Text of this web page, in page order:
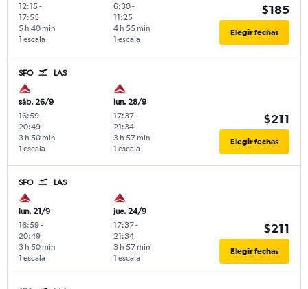
12:15-
17:55
1 escala
5 h 40 min
6:30-
11:25
1 escala
4 h 55 min
$185
Elegir fechas
SFO LAS
sáb. 26/9
16:59-
20:49
1 escala
3 h 50 min
lun. 28/9
17:37-
21:34
1 escala
3 h 57 min
$211
Elegir fechas
SFO LAS
lun. 21/9
16:59-
20:49
1 escala
3 h 50 min
jue. 24/9
17:37-
21:34
1 escala
3 h 57 min
$211
Elegir fechas